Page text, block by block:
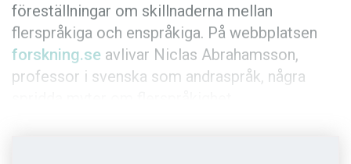
föreställningar om skillnaderna mellan
flerspråkiga och enspråkiga. På webbplatsen
forskning.se avlivar Niclas Abrahamsson,
professor i svenska som andraspråk, några